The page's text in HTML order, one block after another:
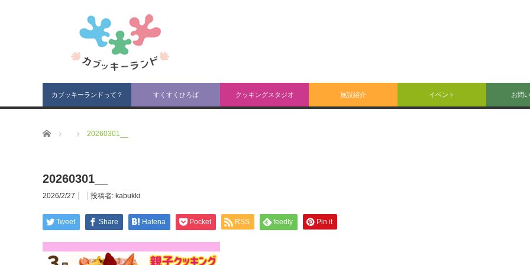
カブッキーランドって？ すくすくひろば クッキングスタジオ 施設紹介 イベント お問
ホーム 20260301__
20260301__
2026/2/27 投稿者: kabukki
Tweet Share Hatena Pocket RSS feedly Pin it